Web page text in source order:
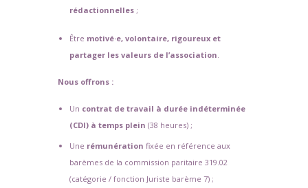
rédactionnelles;
Être motivé·e, volontaire, rigoureux et
partager les valeurs de l’association
Nous offrons :
Un contrat de travail à durée indéterminée
(CDI) à temps plein (38 heures) ;
Une rémunération fixée en référence aux
barèmes de la commission paritaire 319.02
(catégorie / fonction Juriste barème 7) ;